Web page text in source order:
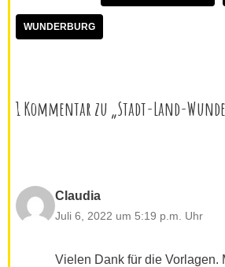
WUNDERBURG
1 Kommentar zu „Stadt-Land-
Claudia
Juli 6, 2022 um 5:19 p.m. Uhr
Vielen Dank für die Vorlagen.